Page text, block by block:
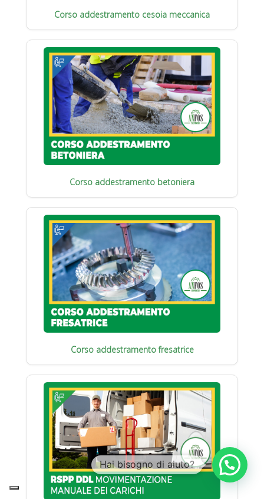
Corso addestramento cesoia meccanica
Corso addestramento betoniera
Corso addestramento fresatrice